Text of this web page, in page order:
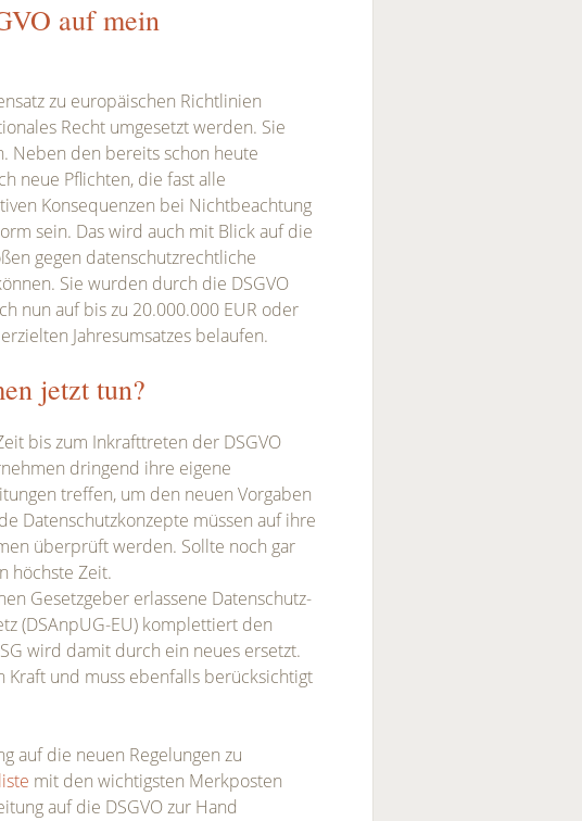
auf mein
zu europäischen Richtlinien
Recht umgesetzt werden. Sie
Neben den bereits schon heute
neue Pflichten, die fast alle
Konsequenzen bei Nichtbeachtung
sein. Das wird auch mit Blick auf die
gegen datenschutzrechtliche
Sie wurden durch die DSGVO
nun auf bis zu 20.000.000 EUR oder
Jahresumsatzes belaufen.
jetzt tun?
bis zum Inkrafttreten der DSGVO
dringend ihre eigene
treffen, um den neuen Vorgaben
Datenschutzkonzepte müssen auf ihre
überprüft werden. Sollte noch gar
höchste Zeit.
Gesetzgeber erlassene Datenschutz-
(DSAnpUG-EU) komplettiert den
wird damit durch ein neues ersetzt.
Kraft und muss ebenfalls berücksichtigt
auf die neuen Regelungen zu
mit den wichtigsten Merkposten
auf die DSGVO zur Hand